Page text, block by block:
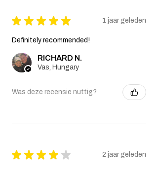
★ ★ ★ ★ ★ 1 jaar geleden
Definitely recommended!
RICHARD N.
Vas, Hungary
Was deze recensie nuttig?
★ ★ ★ ★ ★ 2 jaar geleden